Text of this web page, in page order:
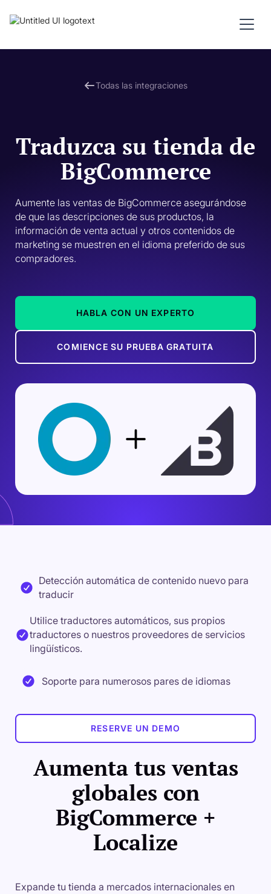
Todas las integraciones
Traduzca su tienda de
BigCommerce
Aumente las ventas de BigCommerce asegurándose
de que las descripciones de sus productos, la
información de venta actual y otros contenidos de
marketing se muestren en el idioma preferido de sus
compradores.
HABLA CON UN EXPERTO
COMIENCE SU PRUEBA GRATUITA
Aumenta tus ventas
globales con
BigCommerce +
Localize
Expande tu tienda a mercados internacionales en
Detección automática de contenido nuevo para
traducir
Utilice traductores automáticos, sus propios
traductores o nuestros proveedores de servicios
lingüísticos.
Soporte para numerosos pares de idiomas
RESERVE UN DEMO